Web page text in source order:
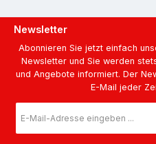
Newsletter
Abonnieren Sie jetzt einfach
Newsletter und Sie werden
und Angebote informiert. Der
E-Mail jeder
Mail-
Adresse